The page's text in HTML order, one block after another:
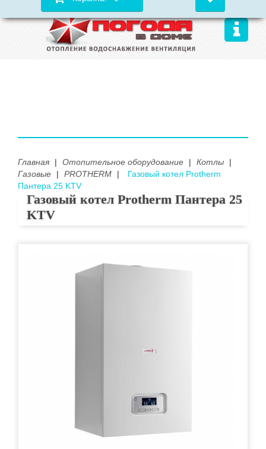
Главная | Отопительное оборудование | Котлы
|
Газовые
| PROTHERM |
Газовый котел Protherm
Пантера 25 KTV
Газовый котел Protherm Пантера 25
KTV